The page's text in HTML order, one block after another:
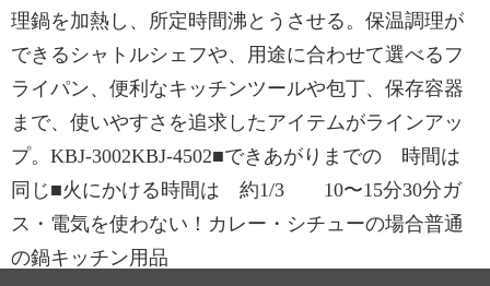
理鍋を加熱し、所定時間沸とうさせる。保温調理が
できるシャトルシェフや、用途に合わせて選べるフ
ライパン、便利なキッチンツールや包丁、保存容器
まで、使いやすさを追求したアイテムがラインアッ
プ。KBJ-3002KBJ-4502■できあがりまでの 時間は
同じ■火にかける時間は 約1/3 10〜15分30分ガ
ス・電気を使わない！カレー・シチューの場合普通
の鍋キッチン用品